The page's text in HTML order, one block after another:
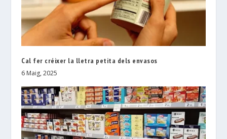
Cal fer créixer la lletra petita dels envasos
6 Maig, 2025